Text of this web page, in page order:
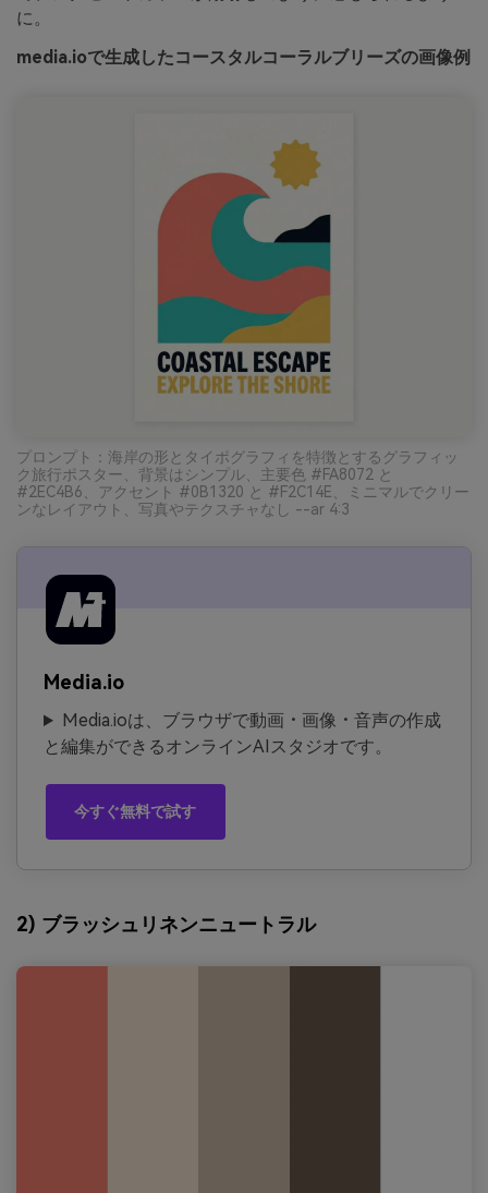
に。
media.ioで生成したコースタルコーラルブリーズの画像例
プロンプト：海岸の形とタイポグラフィを特徴とするグラフィッ
ク旅行ポスター、背景はシンプル、主要色 #FA8072 と
#2EC4B6、アクセント #0B1320 と #F2C14E、ミニマルでクリー
ンなレイアウト、写真やテクスチャなし --ar 4:3
Media.io
Media.ioは、ブラウザで動画・画像・音声の作成
と編集ができるオンラインAIスタジオです。
今すぐ無料で試す
2) ブラッシュリネンニュートラル